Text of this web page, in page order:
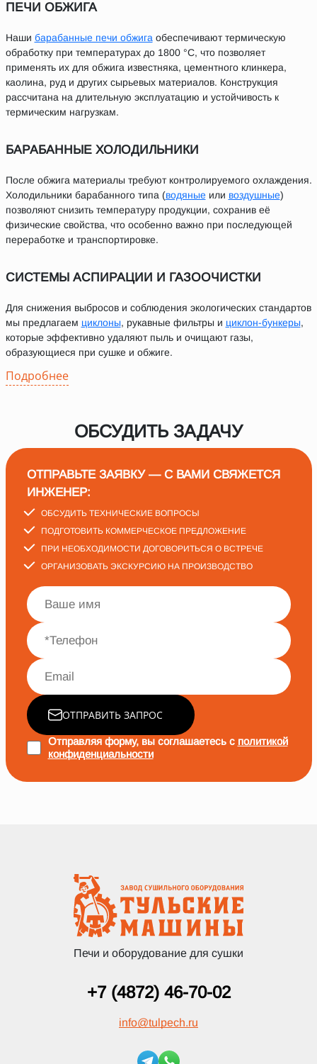
ПЕЧИ ОБЖИГА
Наши барабанные печи обжига обеспечивают термическую
обработку при температурах до 1800 °C, что позволяет
применять их для обжига известняка, цементного клинкера,
каолина, руд и других сырьевых материалов. Конструкция
рассчитана на длительную эксплуатацию и устойчивость к
термическим нагрузкам.
БАРАБАННЫЕ ХОЛОДИЛЬНИКИ
После обжига материалы требуют контролируемого охлаждения.
Холодильники барабанного типа (водяные или воздушные)
позволяют снизить температуру продукции, сохранив её
физические свойства, что особенно важно при последующей
переработке и транспортировке.
СИСТЕМЫ АСПИРАЦИИ И ГАЗООЧИСТКИ
Для снижения выбросов и соблюдения экологических стандартов
мы предлагаем циклоны, рукавные фильтры и циклон-бункеры,
которые эффективно удаляют пыль и очищают газы,
образующиеся при сушке и обжиге.
Подробнее
ОБСУДИТЬ ЗАДАЧУ
ОТПРАВЬТЕ ЗАЯВКУ — С ВАМИ СВЯЖЕТСЯ
ИНЖЕНЕР:
ОБСУДИТЬ ТЕХНИЧЕСКИЕ ВОПРОСЫ
ПОДГОТОВИТЬ КОММЕРЧЕСКОЕ ПРЕДЛОЖЕНИЕ
ПРИ НЕОБХОДИМОСТИ ДОГОВОРИТЬСЯ О ВСТРЕЧЕ
ОРГАНИЗОВАТЬ ЭКСКУРСИЮ НА ПРОИЗВОДСТВО
ОТПРАВИТЬ ЗАПРОС
Отправляя форму, вы соглашаетесь с политикой
конфиденциальности
Печи и оборудование для сушки
+7 (4872) 46-70-02
info@tulpech.ru